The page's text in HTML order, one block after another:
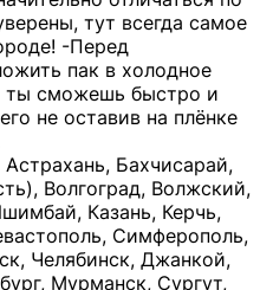
тут всегда самое
-Перед
пак в холодное
ты сможешь быстро и
не оставив на плёнке
Бахчисарай,
Волгоград, Волжский,
Казань, Керчь,
Симферополь,
Челябинск, Джанкой,
Мурманск, Сургут,